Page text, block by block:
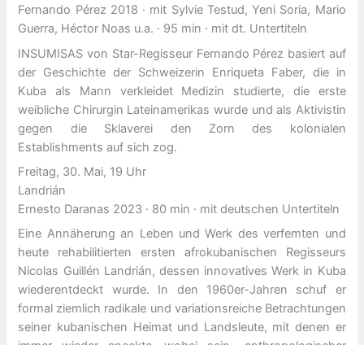
Fernando Pérez 2018 · mit Sylvie Testud, Yeni Soria, Mario
Guerra, Héctor Noas u.a. · 95 min · mit dt. Untertiteln
INSUMISAS von Star-Regisseur Fernando Pérez basiert auf
der Geschichte der Schweizerin Enriqueta Faber, die in
Kuba als Mann verkleidet Medizin studierte, die erste
weibliche Chirurgin Lateinamerikas wurde und als Aktivistin
gegen die Sklaverei den Zorn des kolonialen
Establishments auf sich zog.
Freitag, 30. Mai, 19 Uhr
Landrián
Ernesto Daranas 2023 · 80 min · mit deutschen Untertiteln
Eine Annäherung an Leben und Werk des verfemten und
heute rehabilitierten ersten afrokubanischen Regisseurs
Nicolas Guillén Landrián, dessen innovatives Werk in Kuba
wiederentdeckt wurde. In den 1960er-Jahren schuf er
formal ziemlich radikale und variationsreiche Betrachtungen
seiner kubanischen Heimat und Landsleute, mit denen er